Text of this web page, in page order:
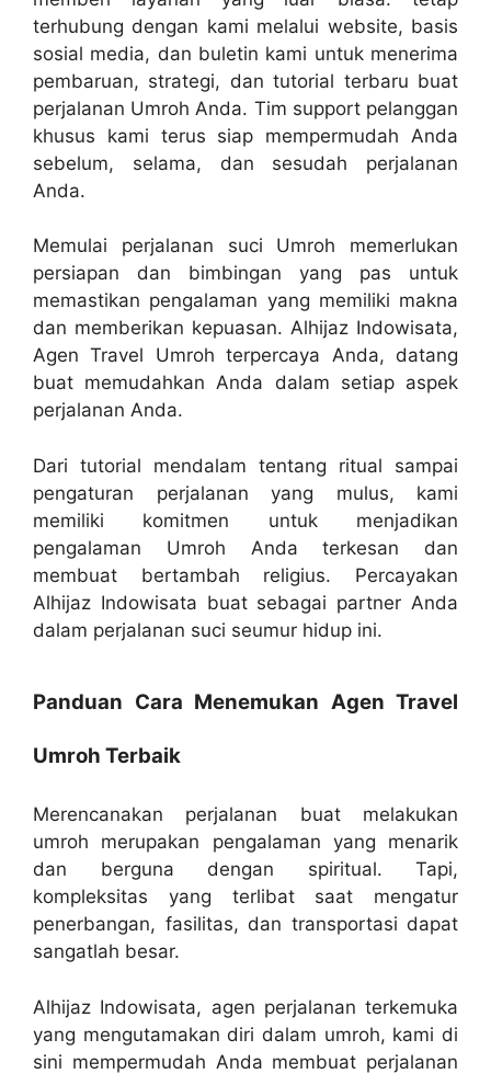
terhubung dengan kami melalui website, basis
sosial media, dan buletin kami untuk menerima
pembaruan, strategi, dan tutorial terbaru buat
perjalanan Umroh Anda. Tim support pelanggan
khusus kami terus siap mempermudah Anda
sebelum, selama, dan sesudah perjalanan
Anda.
Memulai perjalanan suci Umroh memerlukan
persiapan dan bimbingan yang pas untuk
memastikan pengalaman yang memiliki makna
dan memberikan kepuasan. Alhijaz Indowisata,
Agen Travel Umroh terpercaya Anda, datang
buat memudahkan Anda dalam setiap aspek
perjalanan Anda.
Dari tutorial mendalam tentang ritual sampai
pengaturan perjalanan yang mulus, kami
memiliki komitmen untuk menjadikan
pengalaman Umroh Anda terkesan dan
membuat bertambah religius. Percayakan
Alhijaz Indowisata buat sebagai partner Anda
dalam perjalanan suci seumur hidup ini.
Panduan Cara Menemukan Agen Travel
Umroh Terbaik
Merencanakan perjalanan buat melakukan
umroh merupakan pengalaman yang menarik
dan berguna dengan spiritual. Tapi,
kompleksitas yang terlibat saat mengatur
penerbangan, fasilitas, dan transportasi dapat
sangatlah besar.
Alhijaz Indowisata, agen perjalanan terkemuka
yang mengutamakan diri dalam umroh, kami di
sini mempermudah Anda membuat perjalanan